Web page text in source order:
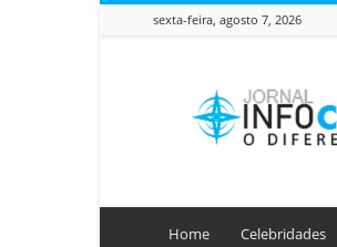
sexta-feira, agosto 7, 2026
Home Celebridades